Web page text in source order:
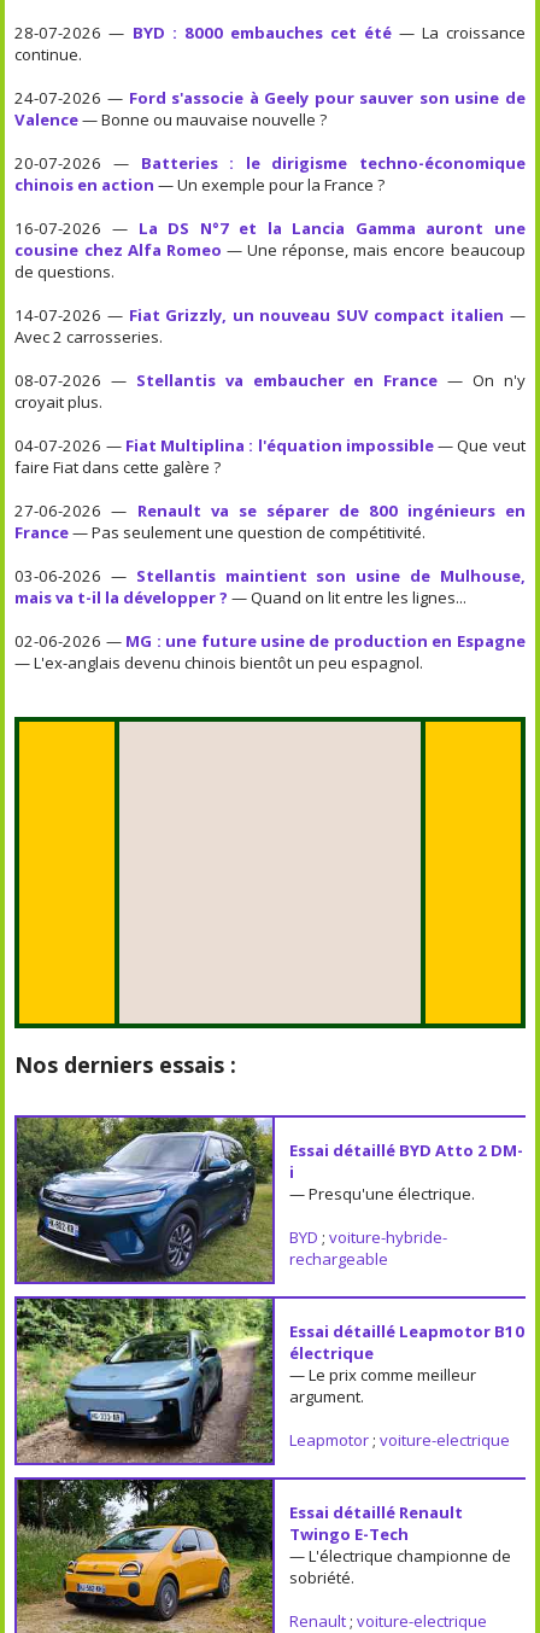
28-07-2026 — BYD : 8000 embauches cet été— La croissance
continue.
24-07-2026 — Ford s'associe à Geely pour sauver son usine de
Valence— Bonne ou mauvaise nouvelle ?
20-07-2026 — Batteries : le dirigisme techno-économique
chinois en action — Un exemple pour la France ?
16-07-2026 — La DS N°7 et la Lancia Gamma auront une
cousine chez Alfa Romeo — Une réponse, mais encore beaucoup
de questions.
14-07-2026 — Fiat Grizzly, un nouveau SUV compact italien —
Avec 2 carrosseries.
08-07-2026 — Stellantis va embaucher en France — On n'y
croyait plus.
04-07-2026 — Fiat Multiplina : l'équation impossible— Que veut
faire Fiat dans cette galère ?
27-06-2026 — Renault va se séparer de 800 ingénieurs en
France— Pas seulement une question de compétitivité.
03-06-2026 — Stellantis maintient son usine de Mulhouse,
mais va t-il la développer ? — Quand on lit entre les lignes...
02-06-2026 — MG : une future usine de production en Espagne
— L'ex-anglais devenu chinois bientôt un peu espagnol.
Nos derniers essais :
Essai détaillé BYD Atto 2 DM-
i
— Presqu'une électrique.
BYD ; voiture-hybride-
rechargeable
Essai détaillé Leapmotor B10
électrique
— Le prix comme meilleur
argument.
Leapmotor; voiture-electrique
Essai détaillé Renault
Twingo E-Tech
— L'électrique championne de
sobriété.
Renault; voiture-electrique